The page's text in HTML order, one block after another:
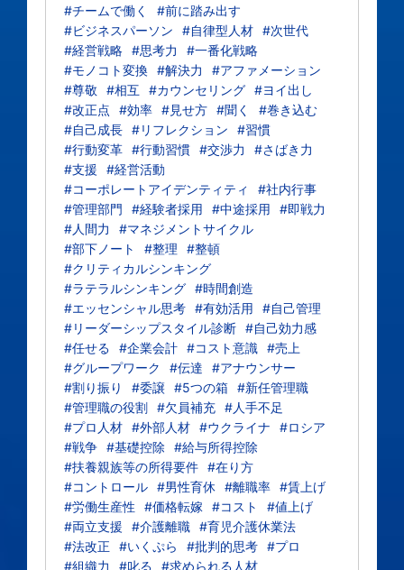
#チームで働く
#前に踏み出す
#ビジネスパーソン
#自律型人材 #次世代
#経営戦略 #思考力
#一番化戦略
#モノコト変換 #解決力
#アファメーション
#尊敬
#相互 #カウンセリング #ヨイ出し
#改正点
#効率 #見せ方 #聞く
#巻き込む
#自己成長 #リフレクション
#習慣
#行動変革 #行動習慣 #交渉力
#さばき力
#支援
#経営活動
#コーポレートアイデンティティ
#社内行事
#管理部門
#経験者採用 #中途採用
#即戦力
#人間力
#マネジメントサイクル
#部下ノート
#整理
#整頓
#クリティカルシンキング
#ラテラルシンキング #時間創造
#エッセンシャル思考 #有効活用
#自己管理
#リーダーシップスタイル診断 #自己効力感
#任せる
#企業会計 #コスト意識 #売上
#グループワーク
#伝達
#アナウンサー
#割り振り
#委譲 #5つの箱 #新任管理職
#管理職の役割 #欠員補充 #人手不足
#プロ人材 #外部人材 #ウクライナ
#ロシア
#戦争 #基礎控除
#給与所得控除
#扶養親族等の所得要件 #在り方
#コントロール #男性育休 #離職率 #賃上げ
#労働生産性
#価格転嫁 #コスト
#値上げ
#両立支援
#介護離職 #育児介護休業法
#法改正
#いくぷら #批判的思考 #プロ
#組織力
#叱る
#求められる人材